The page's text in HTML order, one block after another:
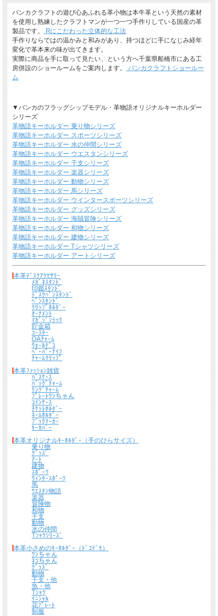
ます。
通常のご購入でも、簡易ラッピング（透明の袋の上に金色のギフトシール付き）い
送料について
宅配便 650円から → 商品代金6600円(税込）以上で宅配便送料無料
メール便（全商品対象・定形外郵便ほか）全国一律300円
込）以上でメール便送料無料
詳しくはこちらから
熟練したスタッフが丁寧に梱包いたします。
バンカクラフトの遊び心あふれる革小物は本牛革という天然の素材
を使用し熟練したクラフトマンが一つ一つ手作りしている国産の革
製品です。
Rにこだわった立体的な工法
手作りならではの温かみと和みがあり、持つほどに手になじみ経年
変化で革本来の味が出てきます。
実際に商品を手に取って見たい、という方へ千葉県船橋市にある工
房併設のショールームをご案内します。
バンカクラフトショールー
ム
▼バンカのフラッグシップモデル・革物語オリジナルキーホルダー
シリーズ
革物語キーホルダー 乗り物シリーズ
革物語キーホルダー スポーツシリーズ
革物語キーホルダー 水の仲間シリーズ
革物語キーホルダー ウエスタンシリーズ
革物語キーホルダー 干支シリーズ
革物語キーホルダー 楽器シリーズ
革物語キーホルダー 動物シリーズ
革物語キーホルダー 馬シリーズ
革物語キーホルダー ウインタースポーツシリーズ
革物語キーホルダー グッズシリーズ
革物語キーホルダー 海賊冒険シリーズ
革物語キーホルダー 和物シリーズ
革物語キーホルダー 建物シリーズ
革物語キーホルダー Tシャツシリーズ
革物語キーホルダー アートシリーズ
本革ﾃﾞｽｸｱｸｾｻﾘｰ
ﾒｶﾞﾈｽﾀﾝﾄﾞ
印鑑ｽﾀﾝﾄﾞ
ﾃﾞｽｸﾍﾟﾝｽﾀﾝﾄﾞ
ﾍﾟﾝｽﾀﾝﾄﾞ
ｸﾘｯﾌﾟﾎﾙﾀﾞｰ
ｵｰﾅﾒﾝﾄ
ﾏｶﾞｼﾞﾝﾗｯｸ
貯金箱
ｺｰｽﾀｰ
OAﾁｬｰﾑ
ｳｫｰﾙﾃﾞｺ
ﾍﾟｰﾊﾟｰﾅｲﾌ
ﾁｬｰﾑｸﾘｯﾌﾟ
本革ﾌｧｯｼｮﾝ雑貨
ﾊﾟｽｹｰｽ
ﾊﾞｯｸﾞﾁｬｰﾑ
ﾘﾝｸﾞﾁｬｰﾑ
ﾌﾟﾚｰﾄﾜﾝちゃん
ｺｲﾝｹｰｽ
ﾁｹｯﾄﾎﾙﾀﾞｰ
ﾈｰﾑﾎﾙﾀﾞｰ
ﾌﾞｯｸﾏｰｶｰ
ｷｰｶﾊﾞｰ
本革オリジナルｷｰﾎﾙﾀﾞｰ（手のひらサイズ）
乗り物
ｸﾞｯｽﾞ
ｱｰﾄ
建物
ｽﾎﾟｰﾂ
ｳｨﾝﾀｰｽﾎﾟｰﾂ
馬
ｳｴｽﾀﾝ物語
楽器
冒険物
和物
干支
動物
水の仲間
Tｼｬﾂｼﾘｰｽﾞ
本革小さめのｷｰﾎﾙﾀﾞｰ（ﾄﾞｺﾃﾞﾓ）
ﾜﾝちゃん
ﾈｺちゃん
ｸﾞｯｽﾞ
動物
干支・他
魚・他
Tｼｬﾂ
ｲﾆｼｬﾙ
花ﾌﾟﾚｰﾄ
制服